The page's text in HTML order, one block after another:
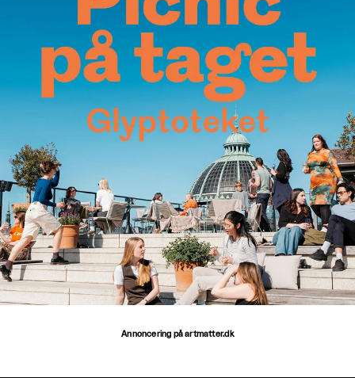
Annoncering på artmatter.dk